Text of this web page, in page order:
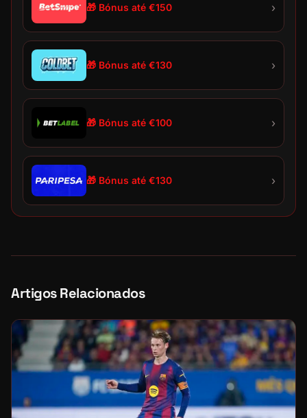
🎁 Bónus até €150 ›
🎁 Bónus até €130 ›
🎁 Bónus até €100 ›
🎁 Bónus até €130 ›
Artigos Relacionados